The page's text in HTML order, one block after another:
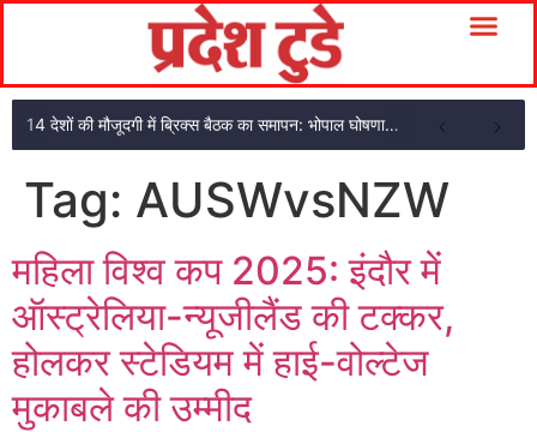
14 देशों की मौजूदगी में ब्रिक्स बैठक का समापन: भोपाल घोषणा पत्र अपनाया
Tag: AUSWvsNZW
महिला विश्व कप 2025: इंदौर में
ऑस्ट्रेलिया-न्यूजीलैंड की टक्कर,
होलकर स्टेडियम में हाई-वोल्टेज
मुकाबले की उम्मीद